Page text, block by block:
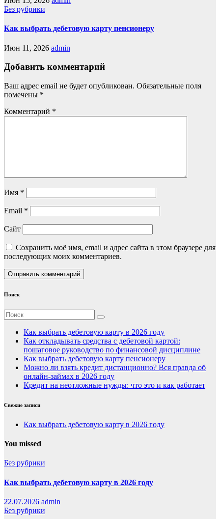
Без рубрики
Как выбрать дебетовую карту пенсионеру
Июн 11, 2026 admin
Добавить комментарий
Ваш адрес email не будет опубликован. Обязательные поля
помечены *
Комментарий *
Имя *
Email *
Сайт
Сохранить моё имя, email и адрес сайта в этом браузере для
последующих моих комментариев.
Поиск
Как выбрать дебетовую карту в 2026 году
Как откладывать средства с дебетовой картой:
пошаговое руководство по финансовой дисциплине
Как выбрать дебетовую карту пенсионеру
Можно ли взять кредит дистанционно? Вся правда об
онлайн-займах в 2026 году
Кредит на неотложные нужды: что это и как работает
Свежие записи
Как выбрать дебетовую карту в 2026 году
You missed
Без рубрики
Как выбрать дебетовую карту в 2026 году
22.07.2026 admin
Без рубрики